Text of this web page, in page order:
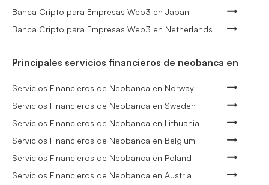
Banca Cripto para Empresas Web3 en Japan
Banca Cripto para Empresas Web3 en Netherlands
Principales servicios financieros de neobanca en
Servicios Financieros de Neobanca en Norway
Servicios Financieros de Neobanca en Sweden
Servicios Financieros de Neobanca en Lithuania
Servicios Financieros de Neobanca en Belgium
Servicios Financieros de Neobanca en Poland
Servicios Financieros de Neobanca en Austria